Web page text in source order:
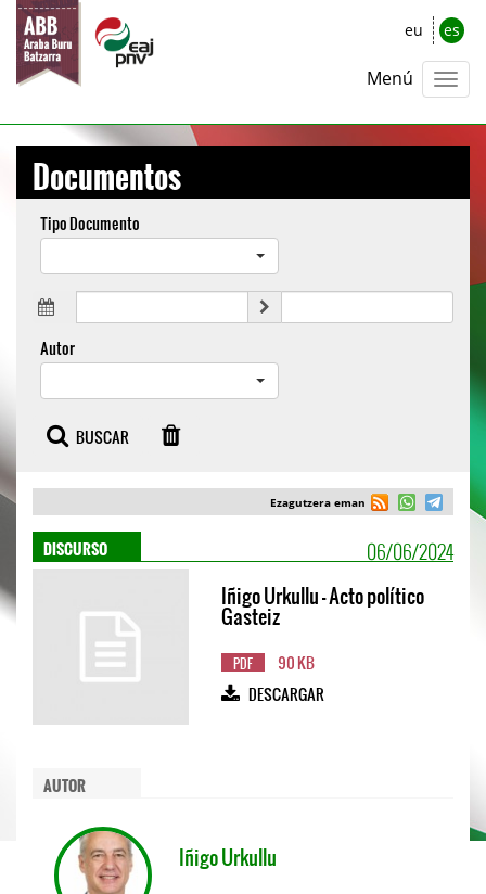
eu es
Menú
Documentos
Tipo Documento
Autor
BUSCAR
Ezagutzera eman
DISCURSO 06/06/2024
Iñigo Urkullu - Acto político
Gasteiz
PDF
90 KB
DESCARGAR
AUTOR
Iñigo Urkullu